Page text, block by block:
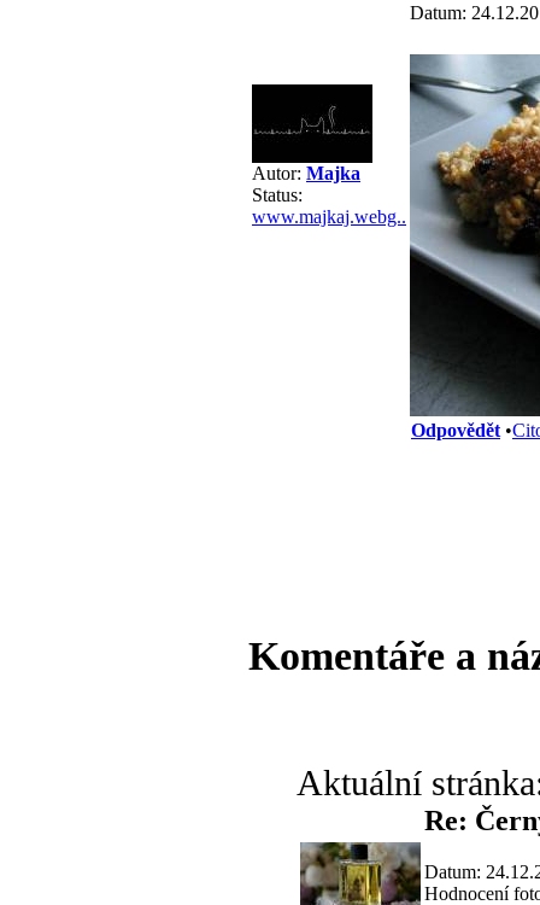
Autor: Majka
Status:
www.majkaj.webg..
Datum:
Odpovědět •
Komentáře a
Aktuální
Re:
Datum:
Hodnocení